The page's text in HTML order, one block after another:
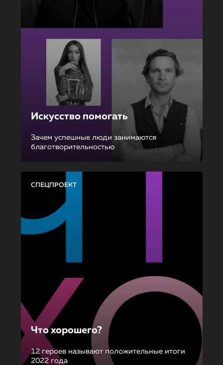
Искусство помогать
Зачем успешные люди занимаются
благотворительностью
СПЕЦПРОЕКТ
Что хорошего?
12 героев называют положительные итоги
2022 года